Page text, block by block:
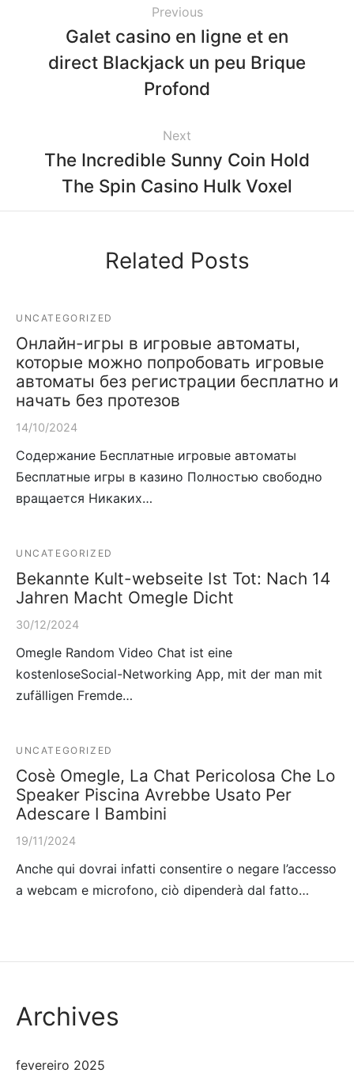
Previous
Galet casino en ligne et en
direct Blackjack un peu Brique
Profond
Next
The Incredible Sunny Coin Hold
The Spin Casino Hulk Voxel
Related Posts
UNCATEGORIZED
Онлайн-игры в игровые автоматы,
которые можно попробовать игровые
автоматы без регистрации бесплатно и
начать без протезов
14/10/2024
Содержание Бесплатные игровые автоматы
Бесплатные игры в казино Полностью свободно
вращается Никаких…
UNCATEGORIZED
Bekannte Kult-webseite Ist Tot: Nach 14
Jahren Macht Omegle Dicht
30/12/2024
Omegle Random Video Chat ist eine
kostenloseSocial-Networking App, mit der man mit
zufälligen Fremde…
UNCATEGORIZED
Cosè Omegle, La Chat Pericolosa Che Lo
Speaker Piscina Avrebbe Usato Per
Adescare I Bambini
19/11/2024
Anche qui dovrai infatti consentire o negare l’accesso
a webcam e microfono, ciò dipenderà dal fatto…
Archives
fevereiro 2025